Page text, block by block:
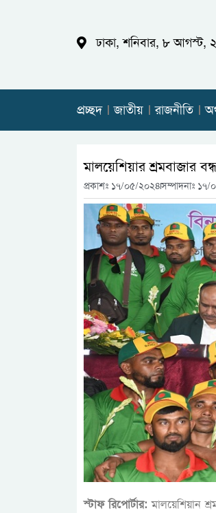
ঢাকা, শনিবার, ৮ আগস্ট,
প্রচ্ছদ জাতীয় রাজনীতি
মালয়েশিয়ার শ্রমবাজার
প্রকাশঃ ১৭/০৫/২০২৪সম্পাদনাঃ
স্টাফ রিপোর্টার: মালয়েশিয়ান